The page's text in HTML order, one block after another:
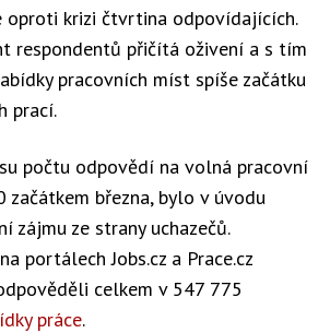
oproti krizi čtvrtina odpovídajících.
respondentů přičítá oživení a s tím
pracovních míst spíše začátku
prací.
počtu odpovědí na volná pracovní
března, bylo v úvodu
zájmu ze strany uchazečů.
portálech Jobs.cz a Prace.cz
celkem v 547 775
práce.